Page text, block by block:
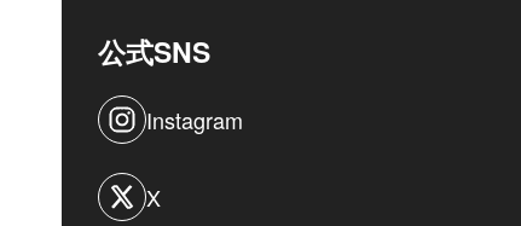
公式SNS
Instagram
X